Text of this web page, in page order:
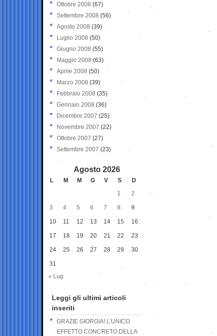
Ottobre 2008 (67)
Settembre 2008 (56)
Agosto 2008 (39)
Luglio 2008 (50)
Giugno 2008 (55)
Maggio 2008(63)
Aprile 2008 (50)
Marzo 2008 (39)
Febbraio 2008 (35)
Gennaio 2008 (36)
Dicembre 2007 (25)
Novembre 2007 (22)
Ottobre 2007 (27)
Settembre 2007 (23)
Agosto 2026
L M M G V S
D
1
2
3 4 5 6 7 8 9
10 11 12 13 14 15 16
17 18 19 20 21 22 23
24 25 26 27 28 29 30
31
« Lug
Leggi gli ultimi articoli
inseriti
GRAZIE GIORGIA! L’UNICO
EFFETTO CONCRETO DELLA